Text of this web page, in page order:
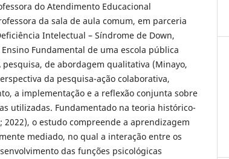
do Atendimento Educacional
da sala de aula comum, em parceria
Intelectual – Síndrome de Down,
Fundamental de uma escola pública
de abordagem qualitativa (Minayo,
da pesquisa-ação colaborativa,
a implementação e a reflexão conjunta sobre
utilizadas. Fundamentado na teoria histórico-
2022), o estudo compreende a aprendizagem
mediado, no qual a interação entre os
das funções psicológicas